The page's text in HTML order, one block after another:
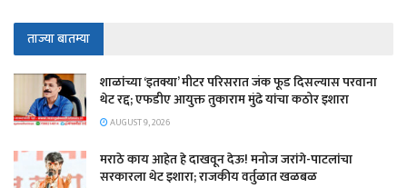
ताज्या बातम्या
शाळांच्या ‘इतक्या’ मीटर परिसरात जंक फूड दिसल्यास परवाना
थेट रद्द; एफडीए आयुक्त तुकाराम मुंढे यांचा कठोर इशारा
AUGUST 9, 2026
मराठे काय आहेत हे दाखवून देऊ! मनोज जरांगे-पाटलांचा
सरकारला थेट इशारा; राजकीय वर्तुळात खळबळ